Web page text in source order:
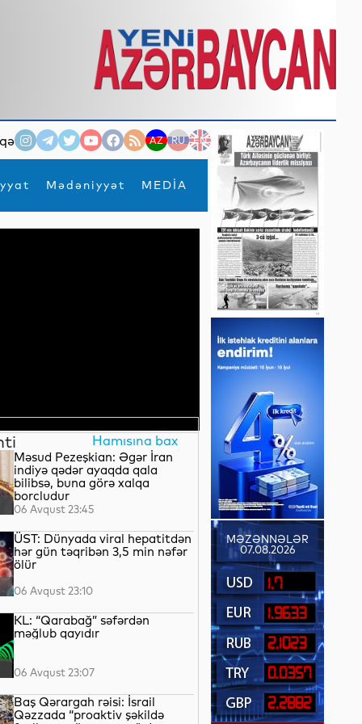
AZ RU EN
Mədəniyyət MEDİA
×
Hamısına bax
Məsud Pezeşkian: Əgər İran
indiyə qədər ayaqda qala
bilibsə, buna görə xalqa
borcludur
06 Avqust 23:45
ÜST: Dünyada viral hepatitdən
hər gün təqribən 3,5 min nəfər
ölür
06 Avqust 23:10
KL: “Qarabağ” səfərdən
məğlub qayıdır
06 Avqust 23:07
Baş Qərargah rəisi: İsrail
Qəzzada “proaktiv şəkildə
MƏZƏNNƏLƏR
07.08.2026
1.7
1.9633
2.1023
0.0357
2.2882